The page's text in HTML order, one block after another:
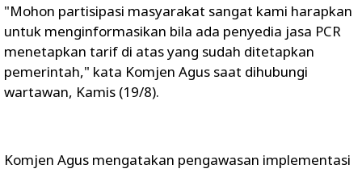
"Mohon partisipasi masyarakat sangat kami harapkan
untuk menginformasikan bila ada penyedia jasa PCR
menetapkan tarif di atas yang sudah ditetapkan
pemerintah," kata Komjen Agus saat dihubungi
wartawan, Kamis (19/8).
Komjen Agus mengatakan pengawasan implementasi